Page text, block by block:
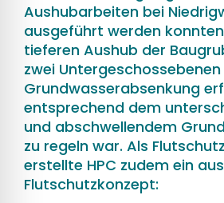
Aushubarbeiten bei
ausgeführt werden
tieferen Aushub der
zwei
Grundwasserabsenkung
entsprechend dem
und abschwellendem
zu regeln war. Als
erstellte HPC zudem ein
Flutschutzkonzept: